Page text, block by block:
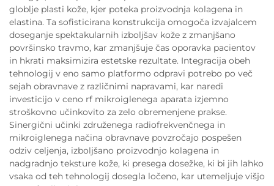
globlje plasti kože, kjer poteka proizvodnja kolagena in
elastina. Ta sofisticirana konstrukcija omogoča izvajalcem
doseganje spektakularnih izboljšav kože z zmanjšano
površinsko travmo, kar zmanjšuje čas oporavka pacientov
in hkrati maksimizira estetske rezultate. Integracija obeh
tehnologij v eno samo platformo odpravi potrebo po več
sejah obravnave z različnimi napravami, kar naredi
investicijo v ceno rf mikroiglenega aparata izjemno
stroškovno učinkovito za zelo obremenjene prakse.
Sinergični učinki združenega radiofrekvenčnega in
mikroiglenega načina obravnave povzročajo pospešen
odziv celjenja, izboljšano proizvodnjo kolagena in
nadgradnjo teksture kože, ki presega dosežke, ki bi jih lahko
vsaka od teh tehnologij dosegla ločeno, kar utemeljuje višjo